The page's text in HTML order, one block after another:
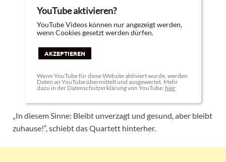
YouTube aktivieren?
YouTube Videos können nur angezeigt werden,
wenn Cookies gesetzt werden dürfen.
AKZEPTIEREN
Wenn YouTube für diese Website aktiviert wurde, werden
Daten an YouTube übermittelt und ausgewertet. Mehr
dazu in der Datenschutzerklärung von YouTube: hier
„In diesem Sinne: Bleibt unverzagt und gesund, aber bleibt
zuhause!“, schiebt das Quartett hinterher.